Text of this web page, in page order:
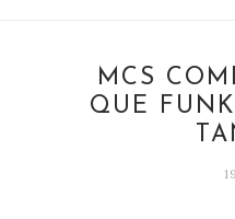
MCS
QUE